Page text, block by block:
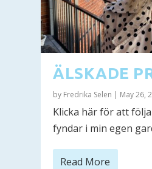
ÄLSKADE
by Fredrika Selen May 26,
Klicka här för att
fyndar i min egen
Read More